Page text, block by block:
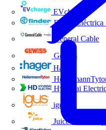
EVcharge
Finder
General Cable
Gewiss
Hager
Hyundai
igus
Juice Technology